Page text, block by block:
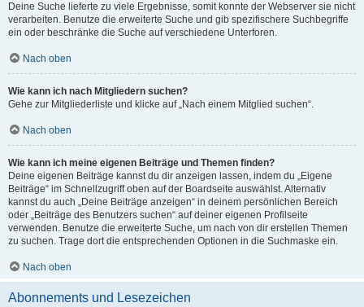
Deine Suche lieferte zu viele Ergebnisse, somit konnte der Webserver sie nicht
verarbeiten. Benutze die erweiterte Suche und gib spezifischere Suchbegriffe
ein oder beschränke die Suche auf verschiedene Unterforen.
Nach oben
Wie kann ich nach Mitgliedern suchen?
Gehe zur Mitgliederliste und klicke auf „Nach einem Mitglied suchen“.
Nach oben
Wie kann ich meine eigenen Beiträge und Themen finden?
Deine eigenen Beiträge kannst du dir anzeigen lassen, indem du „Eigene
Beiträge“ im Schnellzugriff oben auf der Boardseite auswählst. Alternativ
kannst du auch „Deine Beiträge anzeigen“ in deinem persönlichen Bereich
oder „Beiträge des Benutzers suchen“ auf deiner eigenen Profilseite
verwenden. Benutze die erweiterte Suche, um nach von dir erstellen Themen
zu suchen. Trage dort die entsprechenden Optionen in die Suchmaske ein.
Nach oben
Abonnements und Lesezeichen